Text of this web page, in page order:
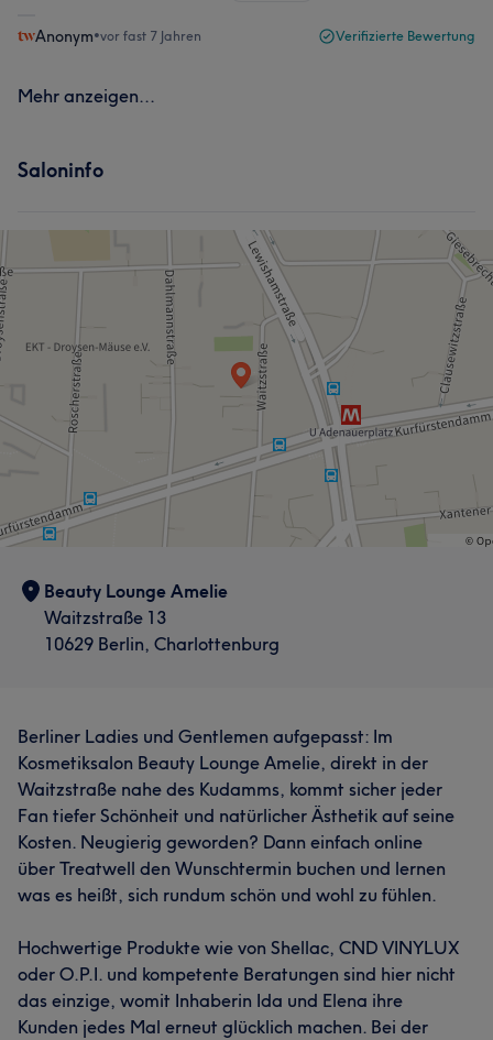
Anonym•vor fast 7 Jahren Verifizierte Bewertung
Mehr anzeigen...
Saloninfo
Beauty Lounge Amelie
Waitzstraße 13
10629 Berlin, Charlottenburg
Berliner Ladies und Gentlemen aufgepasst: Im
Kosmetiksalon Beauty Lounge Amelie, direkt in der
Waitzstraße nahe des Kudamms, kommt sicher jeder
Fan tiefer Schönheit und natürlicher Ästhetik auf seine
Kosten. Neugierig geworden? Dann einfach online
über Treatwell den Wunschtermin buchen und lernen
was es heißt, sich rundum schön und wohl zu fühlen.
Hochwertige Produkte wie von Shellac, CND VINYLUX
oder O.P.I. und kompetente Beratungen sind hier nicht
das einzige, womit Inhaberin Ida und Elena ihre
Kunden jedes Mal erneut glücklich machen. Bei der